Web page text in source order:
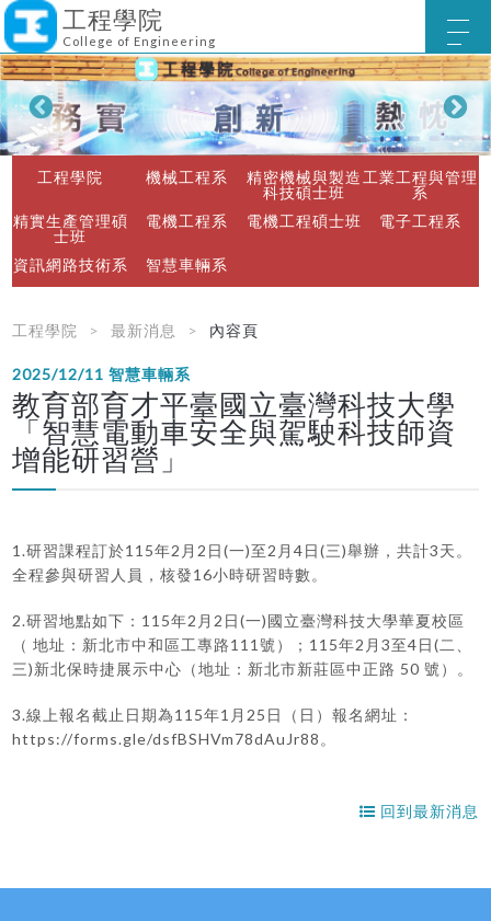
工程學院
College of Engineering
工程學院 機械工程系
精密機械與製造
科技碩士班
工業工程與管理
系
精實生產管理碩
士班
電機工程系 電機工程碩士班 電子工程系
資訊網路技術系 智慧車輛系
工程學院 最新消息 內容頁
2025/12/11智慧車輛系
教育部育才平臺國立臺灣科技大學
「智慧電動車安全與駕駛科技師資
增能研習營」
1.研習課程訂於115年2月2日(一)至2月4日(三)舉辦，共計3天。
全程參與研習人員，核發16小時研習時數。
2.研習地點如下：115年2月2日(一)國立臺灣科技大學華夏校區
（ 地址：新北市中和區工專路111號）；115年2月3至4日(二、
三)新北保時捷展示中心（地址：新北市新莊區中正路 50 號）。
3.線上報名截止日期為115年1月25日（日）報名網址：
https://forms.gle/dsfBSHVm78dAuJr88。
回到最新消息